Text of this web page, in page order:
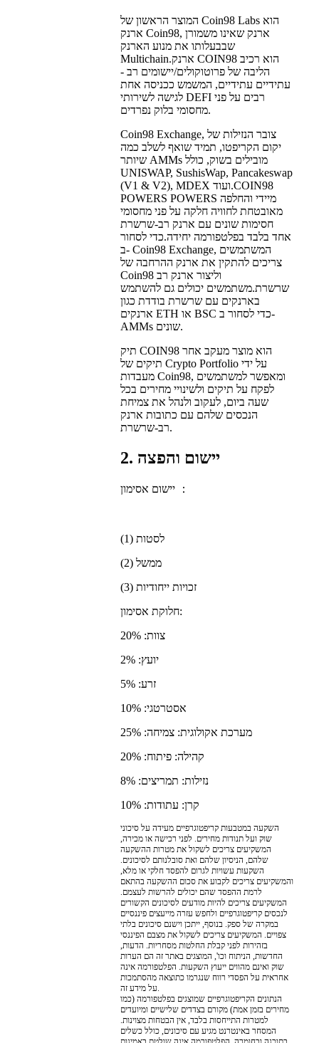
המוצר הראשון של Coin98 Labs הוא
ארנק Coin98, ארנק שאינו משמורן
שבבעלותו את מנוע הארנק
Multichain.ארנק COIN98 הוא רכיב
הליבה של פרוטוקולים/יישומים רב -
עתידיים עתידיים, המשמש ככניסה אחת
לגישה לשירותי DEFI רבים על פני
מחסומי בלוק נפרדים.
Coin98 Exchange, צובר הנזילות של
יקום הקריפטו, תמיד שואף לשלב כמה
שיותר AMMs מובילים בשוק, כולל
UNISWAP, SushisWap, Pancakeswap
(V1 & V2), MDEX ועוד.COIN98
POWERS POWERS מיידי והחלפה
מאובטחת לחוויה חלקה על פני מחסומי
חסימות שונים עם ארנק רב-שרשרת
אחד בלבד בפלטפורמה יחידה.כדי לסחור
ב- Coin98 Exchange, המשתמשים
צריכים להתקין את ארנק ההרחבה של
Coin98 וליצור ארנק רב
שרשרת.משתמשים יכולים גם להשתמש
בארנקים עם שרשרת בודדת כגון
ארנקים ETH או BSC כדי לסחור ב-
AMMs שונים.
תיק COIN98 הוא מוצר מעקב אחר
תיקים של Crypto Portfolio על ידי
מעבדות Coin98, ומאפשר למשתמשים
לפקח על תיקים ולשינויי מחירים בכל
שעה ביום, לעקוב ולנהל את צמיחת
הנכסים שלהם עם כתובות ארנק
רב-שרשרת.
2. יישום והפצה
יישום אסימון ：
(1) לסטות
(2) ממשל
(3) זכויות ייחודיות
חלוקת אסימון:
צוות: 20%
יועץ: 2%
זרע: 5%
אסטרטגי: 10%
מערכת אקולוגית: צמיחה: 25%
קהילה: פיתוח: 20%
נזילות: תמריצים: 8%
קרן: עתודות: 10%
השקעה במטבעות קריפטוגרפיים מעידה על סיכוני
שוק ועל תנודות מחירים. לפני רכישה או מכירה,
המשקיעים צריכים לשקול את מטרות ההשקעה
שלהם, הניסיון שלהם ואת סובלנותם לסיכונים.
השקעות עשויות לגרום להפסד חלקי או מלא,
והמשקיעים צריכים לקבוע את סכום ההשקעה בהתאם
לרמת ההפסד שהם יכולים להרשות לעצמם.
המשקיעים צריכים להיות מודעים לסיכונים הקשורים
לנכסים קריפטוגרפיים ולחפש עזרה מייעצים פיננסיים
במקרה של ספק. בנוסף, ייתכן וישנם סיכונים בלתי
צפויים. המשקיעים צריכים לשקול את מצבם הפיננסי
בזהירות לפני קבלת החלטות מסחריות. הדעות,
החדשות, הניתוח וכו', המוצגים באתר זה הם הערות
שוק ואינם מהווים ייעוץ השקעות. הפלטפורמה אינה
אחראית על הפסדי רווח שנגרמו כתוצאה מהסתמכות
על מידע זה.
הנתונים הקריפטוגרפיים שמוצגים בפלטפורמה (כמו
מחירים בזמן אמת) מקורם בצדדים שלישיים ומיועדים
למטרות התייחסות בלבד, אין הבטחות מצוינות.
המסחר באינטרנט מגיע עם סיכונים, כולל כשלים